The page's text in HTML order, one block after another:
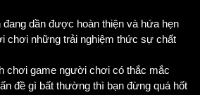
dần được hoàn thiện và hứa hẹn
chơi những trải nghiệm thức sự chất
chơi game người chơi có thắc mắc
đề gì bất thường thì bạn đừng quá hốt